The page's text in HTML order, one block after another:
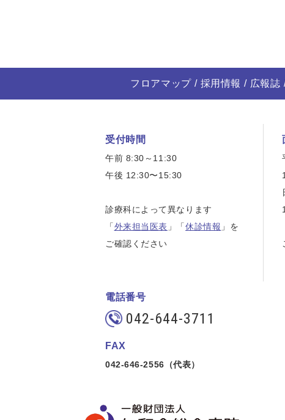
フロアマップ 採用情報 広報誌
受付時間
午前 8:30～11:30
午後 12:30〜15:30
診療科によって異なります
「外来担当医表 」「休診情報 」を
ご確認ください
電話番号
042-644-3711
FAX
042-646-2556（代表）